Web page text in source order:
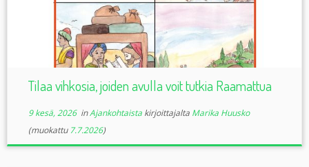
Tilaa vihkosia, joiden avulla voit tutkia Raamattua
9 kesä, 2026inAjankohtaista kirjoittajalta Marika Huusko
(muokattu 7.7.2026)